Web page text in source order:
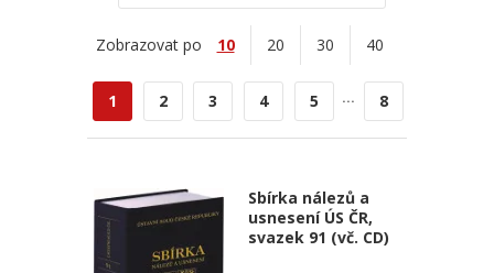
Zobrazovat po 10 20 30 40
1 2 3 4 5 ... 8
Sbírka nálezů a
usnesení ÚS ČR,
svazek 91 (vč. CD)